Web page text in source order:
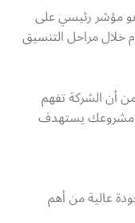
هو مؤشر رئيسي على
خلال مراحل التنسيق
أن الشركة تفهم
مشروعك يستهدف
عالية من أهم